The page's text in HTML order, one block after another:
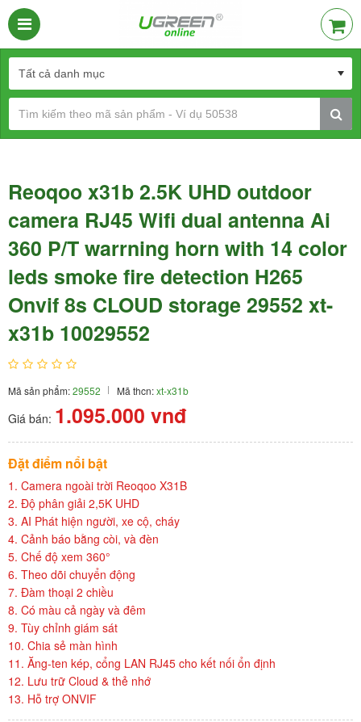
Reoqoo x31b 2.5K UHD outdoor
camera RJ45 Wifi dual antenna Ai
360 P/T warrning horn with 14 color
leds smoke fire detection H265
Onvif 8s CLOUD storage 29552 xt-
x31b 10029552
Mã sản phẩm:29552 Mã thcn:xt-x31b
Giá bán: 1.095.000 vnđ
Đặt điểm nổi bật
1. Camera ngoài trời Reoqoo X31B
2. Độ phân giải 2,5K UHD
3. AI Phát hiện người, xe cộ, cháy
4. Cảnh báo bằng còi, và đèn
5. Chế độ xem 360°
6. Theo dõi chuyển động
7. Đàm thoại 2 chiều
8. Có màu cả ngày và đêm
9. Tùy chỉnh giám sát
10. Chia sẻ màn hình
11. Ăng-ten kép, cổng LAN RJ45 cho kết nối ổn định
12. Lưu trữ Cloud & thẻ nhớ
13. Hỗ trợ ONVIF